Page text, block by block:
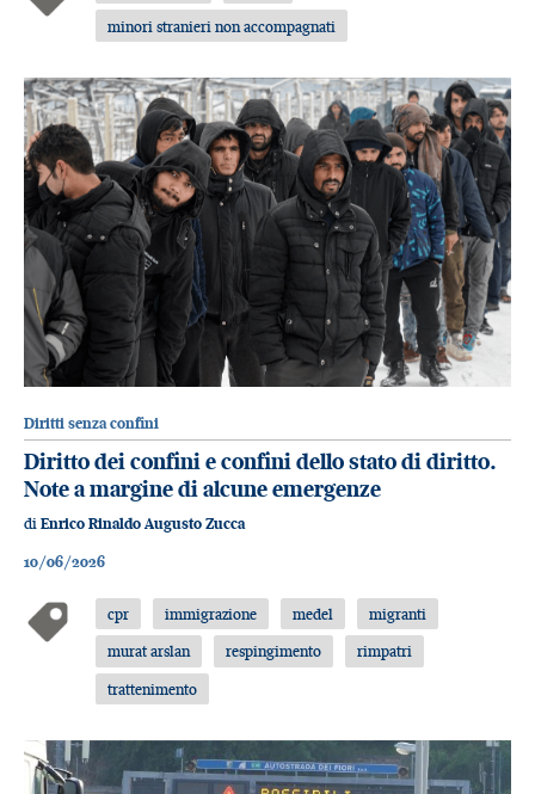
minori stranieri non accompagnati
Diritti senza confini
Diritto dei confini e confini dello stato di diritto.
Note a margine di alcune emergenze
di Enrico Rinaldo Augusto Zucca
10/06/2026
cpr immigrazione medel
migranti
murat arslan
respingimento
rimpatri
trattenimento